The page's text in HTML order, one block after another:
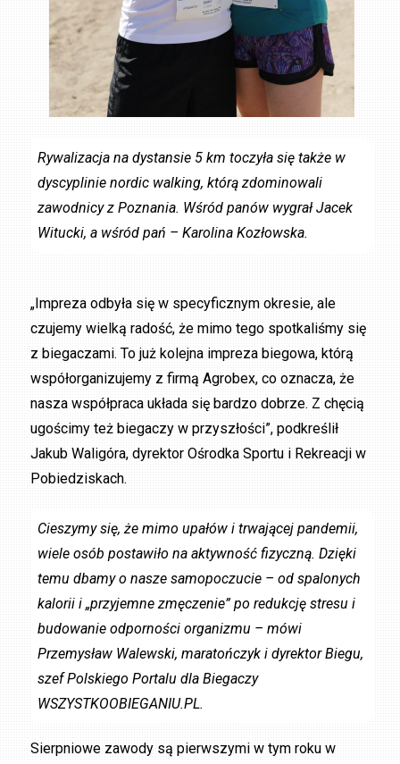
Rywalizacja na dystansie 5 km toczyła się także w
dyscyplinie nordic walking, którą zdominowali
zawodnicy z Poznania. Wśród panów wygrał Jacek
Witucki, a wśród pań – Karolina Kozłowska.
„Impreza odbyła się w specyficznym okresie, ale
czujemy wielką radość, że mimo tego spotkaliśmy się
z biegaczami. To już kolejna impreza biegowa, którą
współorganizujemy z firmą Agrobex, co oznacza, że
nasza współpraca układa się bardzo dobrze. Z chęcią
ugościmy też biegaczy w przyszłości”, podkreślił
Jakub Waligóra, dyrektor Ośrodka Sportu i Rekreacji w
Pobiedziskach.
Cieszymy się, że mimo upałów i trwającej pandemii,
wiele osób postawiło na aktywność fizyczną. Dzięki
temu dbamy o nasze samopoczucie – od spalonych
kalorii i „przyjemne zmęczenie” po redukcję stresu i
budowanie odporności organizmu – mówi
Przemysław Walewski, maratończyk i dyrektor Biegu,
szef Polskiego Portalu dla Biegaczy
WSZYSTKOOBIEGANIU.PL.
Sierpniowe zawody są pierwszymi w tym roku w